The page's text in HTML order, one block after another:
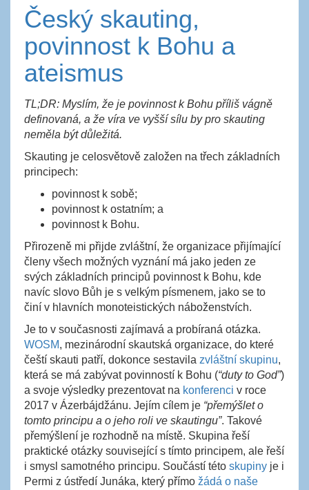
Český skauting,
povinnost k Bohu a
ateismus
TL;DR: Myslím, že je povinnost k Bohu příliš vágně
definovaná, a že víra ve vyšší sílu by pro skauting
neměla být důležitá.
Skauting je celosvětově založen na třech základních
principech:
povinnost k sobě;
povinnost k ostatním; a
povinnost k Bohu.
Přirozeně mi přijde zvláštní, že organizace přijímající
členy všech možných vyznání má jako jeden ze
svých základních principů povinnost k Bohu, kde
navíc slovo Bůh je s velkým písmenem, jako se to
činí v hlavních monoteistických náboženstvích.
Je to v současnosti zajímavá a probíraná otázka.
WOSM, mezinárodní skautská organizace, do které
čeští skauti patří, dokonce sestavila zvláštní skupinu,
která se má zabývat povinností k Bohu (“duty to God”)
a svoje výsledky prezentovat na konferenci v roce
2017 v Ázerbájdžánu. Jejím cílem je “přemýšlet o
tomto principu a o jeho roli ve skautingu”. Takové
přemýšlení je rozhodně na místě. Skupina řeší
praktické otázky související s tímto principem, ale řeší
i smysl samotného principu. Součástí této skupiny je i
Permi z ústředí Junáka, který přímo žádá o naše